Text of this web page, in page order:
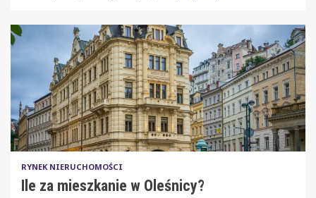
RYNEK NIERUCHOMOŚCI
Ile za mieszkanie w Oleśnicy?